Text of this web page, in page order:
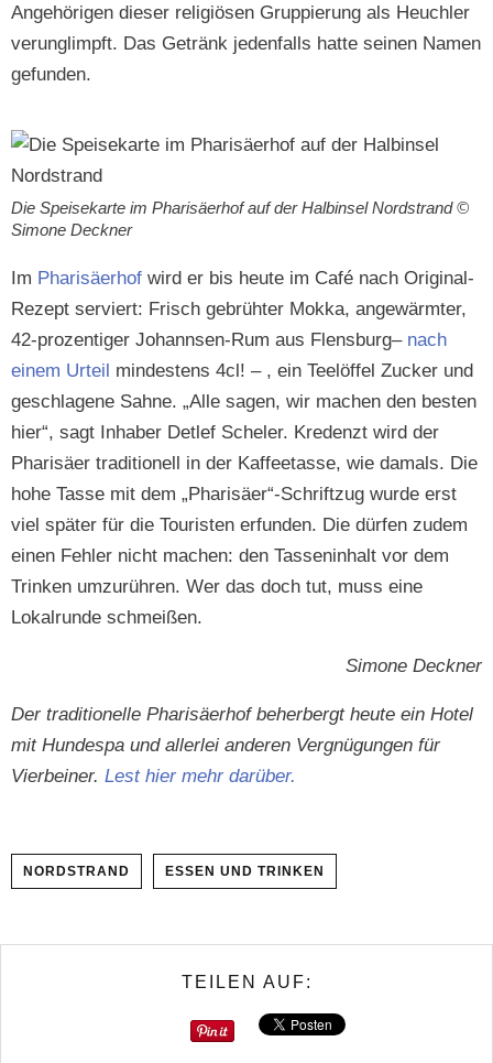
Ange­höri­gen dieser religiösen Grup­pierung als Heuch­ler
verunglimpft. Das Getränk jeden­falls hat­te seinen Namen
gefunden.
Die Speisekarte im Phar­isäer­hof auf der Hal­binsel Nord­strand ©
Simone Deckner
Im Phar­isäer­hof wird er bis heute im Café nach Orig­i­nal-
Rezept serviert: Frisch gebrühter Mok­ka, angewärmter,
42-prozentiger Johannsen-Rum aus Flens­burg– nach
einem Urteil min­destens 4cl! – , ein Teelöf­fel Zuck­er und
geschla­gene Sahne. „Alle sagen, wir machen den besten
hier“, sagt Inhab­er Detlef Schel­er. Kre­den­zt wird der
Phar­isäer tra­di­tionell in der Kaf­fee­tasse, wie damals. Die
hohe Tasse mit dem „Pharisäer“-Schriftzug wurde erst
viel später für die Touris­ten erfun­den. Die dür­fen zudem
einen Fehler nicht machen: den Tass­en­in­halt vor dem
Trinken umzurühren. Wer das doch tut, muss eine
Lokalrunde schmeißen.
Simone Deck­n­er
Der tra­di­tionelle Phar­isäer­hof beherbergt heute ein Hotel
mit Hun­despa und aller­lei anderen Vergnü­gun­gen für
Vier­bein­er. Lest hier mehr darüber.
NORDSTRAND ESSEN UND TRINKEN
TEILEN AUF: